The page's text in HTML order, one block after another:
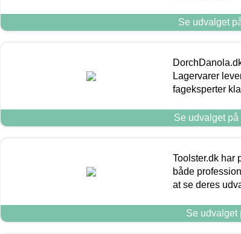
Se udvalget
Lagervarer
fageksperter
Se udvalget
Toolster.dk har
både
at se deres
Se udvalget